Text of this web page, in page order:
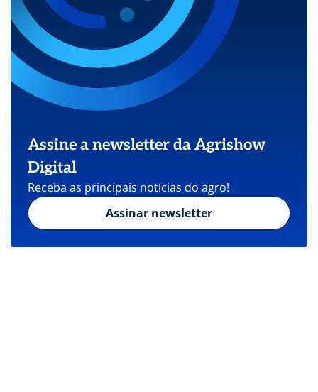
Assine a newsletter da Agrishow
Digital
Receba as principais notícias do agro!
Assinar newsletter